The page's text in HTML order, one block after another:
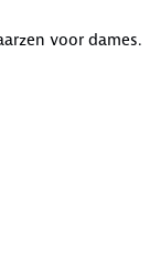
voor dames.